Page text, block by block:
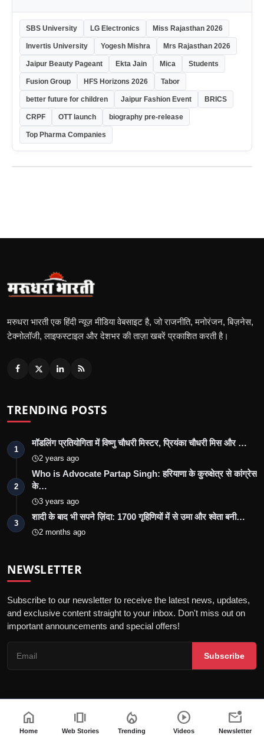
SBS University LG Electronics Miss Rajasthan 2026
Invertis University Yogesh Mishra Mrs Rajasthan 2026
Jaipur Beauty Pageant Ekta Jain Mica Students
Fusion Group HFS Horizons 2026 Tabor
better future for children Jaipur Fashion Event BRICS
CRPF OTT launch biography pre-release
Top Pharma Companies
मरुधरा भारती एक हिंदी न्यूज़ मीडिया वेबसाइट है, जो राजनीति, मनोरंजन, बिज़नेस,
टेक्नोलॉजी, लाइफस्टाइल और देशभर की ताज़ा खबरें प्रकाशित करती है।
TRENDING POSTS
1
मॉडलिंग प्रतियोगिता में विष्णु चौधरी मिस्टर, प्रियंका चौधरी मिस और …
2 years ago
2
Who is Advocate Partap Singh: हरियाणा के कुरुक्षेत्र से कांग्रेस
के…
3 years ago
3
शादी के बाद भी सपने ज़िंदा: 1700 गृहिणियों में से उमा और श्वेता बनी…
2 months ago
NEWSLETTER
Subscribe to our newsletter to receive the latest news, updates,
and exclusive content straight to your inbox. Don't miss out on
important announcements and special offers!
Subscribe
© 2026 Marudhara Bharti - All Rights Reserved.
गोपनीयता नीतिसंपादकीय नीतिनियम एवं शर्तेंअस्वीकरण
home
Home
amp_stories
Web Stories
local_fire_department
Trending
play_circle
Videos
mark_email_unread
Newsletter